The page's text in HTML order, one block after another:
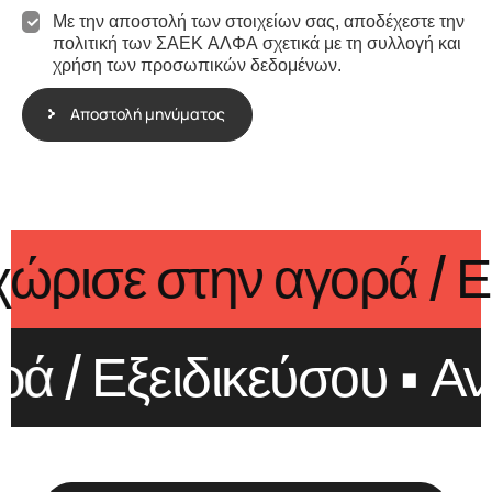
ί
ή
ν
ά
σ
α
Με την αποστολή των στοιχείων σας, αποδέχεστε την
πολιτική των ΣΑΕΚ ΑΛΦΑ σχετικά με τη συλλογή και
χρήση των προσωπικών δεδομένων.
ρ
η
μ
Αποστολή μηνύματος
/
στην αγορά
/ Εξειδικεύσου •